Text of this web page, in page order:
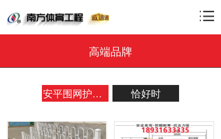
高端品牌
安平围网护栏系列 恰好时